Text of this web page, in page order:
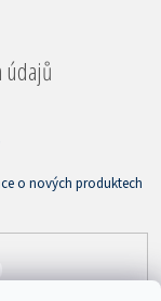
údajů
o nových produktech